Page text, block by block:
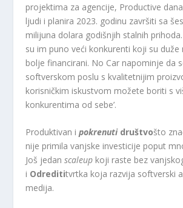
projektima za agencije, Productive
ljudi i planira 2023. godinu završiti sa
milijuna dolara godišnjih stalnih
su im puno veći konkurenti koji su duže
bolje financirani. No Car napominje da
softverskom poslu s kvalitetnijim
korisničkim iskustvom možete boriti s
konkurentima od sebe’.
Produktivan ipokrenuti društvošto
nije primila vanjske investicije poput
Još jedanscaleup koji raste bez
i Odredititvrtka koja razvija softverski
medija.